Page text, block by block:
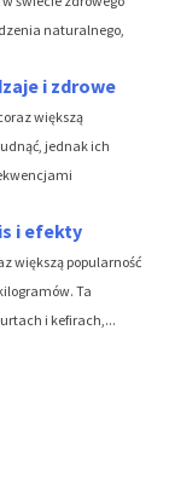
naturalnego,
i zdrowe
większą
jednak ich
i efekty
większą popularność
Ta
i kefirach,...